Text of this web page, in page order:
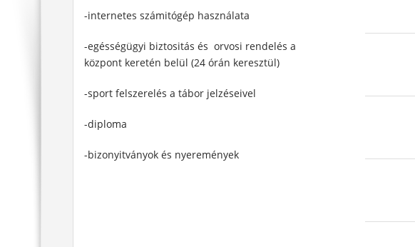
-internetes számitógép használata
-egésségügyi biztositás és orvosi rendelés a
központ keretén belül (24 órán keresztül)
-sport felszerelés a tábor jelzéseivel
-diploma
-bizonyitványok és nyeremények